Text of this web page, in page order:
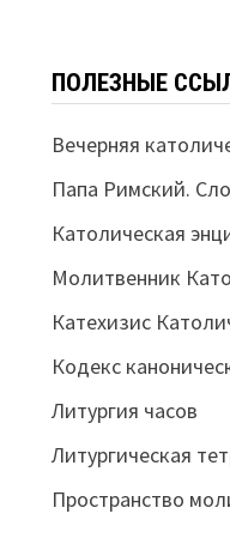
ПОЛЕЗНЫЕ
Вечерняя
Папа Римский.
Католическая
Молитвенник
Катехизис
Кодекс
Литургия часов
Литургическая
Пространство